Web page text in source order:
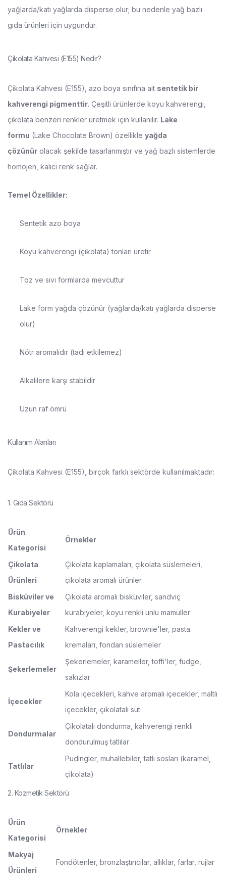
yağlarda/katı yağlarda disperse olur; bu nedenle yağ bazlı
gıda ürünleri için uygundur.
Çikolata Kahvesi (E155) Nedir?
Çikolata Kahvesi (E155), azo boya sınıfına ait sentetik bir
kahverengi pigmenttir. Çeşitli ürünlerde koyu kahverengi,
çikolata benzeri renkler üretmek için kullanılır. Lake
formu (Lake Chocolate Brown) özellikle yağda
çözünür olacak şekilde tasarlanmıştır ve yağ bazlı sistemlerde
homojen, kalıcı renk sağlar.
Temel Özellikler:
Sentetik azo boya
Koyu kahverengi (çikolata) tonları üretir
Toz ve sıvı formlarda mevcuttur
Lake form yağda çözünür (yağlarda/katı yağlarda disperse
olur)
Nötr aromalıdır (tadı etkilemez)
Alkalilere karşı stabildir
Uzun raf ömrü
Kullanım Alanları
Çikolata Kahvesi (E155), birçok farklı sektörde kullanılmaktadır:
1. Gıda Sektörü
Ürün
Kategorisi
Örnekler
Çikolata
Ürünleri
Çikolata kaplamaları, çikolata süslemeleri,
çikolata aromalı ürünler
Bisküviler ve
Kurabiyeler
Çikolata aromalı bisküviler, sandviç
kurabiyeler, koyu renkli unlu mamuller
Kekler ve
Pastacılık
Kahverengi kekler, brownie'ler, pasta
kremaları, fondan süslemeler
Şekerlemeler
Şekerlemeler, karameller, toffi'ler, fudge,
sakızlar
İçecekler
Kola içecekleri, kahve aromalı içecekler, maltlı
içecekler, çikolatalı süt
Dondurmalar
Çikolatalı dondurma, kahverengi renkli
dondurulmuş tatlılar
Tatlılar
Pudingler, muhallebiler, tatlı sosları (karamel,
çikolata)
2. Kozmetik Sektörü
Ürün
Kategorisi
Örnekler
Makyaj
Ürünleri
Fondötenler, bronzlaştırıcılar, allıklar, farlar, rujlar